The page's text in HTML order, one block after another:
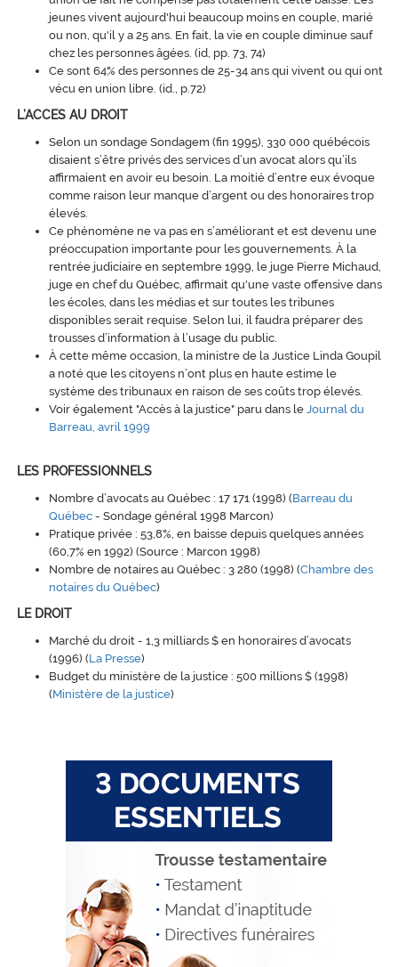
jeunes vivent aujourd'hui beaucoup moins en couple, marié
ou non, qu'il y a 25 ans. En fait, la vie en couple diminue sauf
chez les personnes âgées. (id, pp. 73, 74)
Ce sont 64% des personnes de 25-34 ans qui vivent ou qui ont
vécu en union libre. (id., p.72)
L’ACCES AU DROIT
Selon un sondage Sondagem (fin 1995), 330 000 québécois
disaient s’être privés des services d’un avocat alors qu’ils
affirmaient en avoir eu besoin. La moitié d’entre eux évoque
comme raison leur manque d’argent ou des honoraires trop
élevés.
Ce phénomène ne va pas en s’améliorant et est devenu une
préoccupation importante pour les gouvernements. À la
rentrée judiciaire en septembre 1999, le juge Pierre Michaud,
juge en chef du Québec, affirmait qu'une vaste offensive dans
les écoles, dans les médias et sur toutes les tribunes
disponibles serait requise. Selon lui, il faudra préparer des
trousses d’information à l’usage du public.
À cette même occasion, la ministre de la Justice Linda Goupil
a noté que les citoyens n’ont plus en haute estime le
système des tribunaux en raison de ses coûts trop élevés.
Voir également "Accès à la justice" paru dans le Journal du
Barreau, avril 1999
LES PROFESSIONNELS
Nombre d’avocats au Québec : 17 171 (1998) (Barreau du
Québec - Sondage général 1998 Marcon)
Pratique privée : 53,8%, en baisse depuis quelques années
(60,7% en 1992) (Source : Marcon 1998)
Nombre de notaires au Québec : 3 280 (1998) (Chambre des
notaires du Québec)
LE DROIT
Marché du droit - 1,3 milliards $ en honoraires d’avocats
(1996) (La Presse)
Budget du ministère de la justice : 500 millions $ (1998)
(Ministère de la justice)